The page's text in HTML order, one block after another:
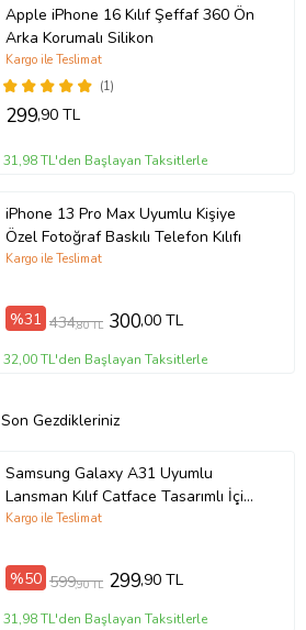
Apple iPhone 16 Kılıf Şeffaf 360 Ön
Arka Korumalı Silikon
(1)
Kargo ile Teslimat
299,90 TL
31,98 TL'den Başlayan Taksitlerle
iPhone 13 Pro Max Uyumlu Kişiye
Özel Fotoğraf Baskılı Telefon Kılıfı
Kargo ile Teslimat
%31 434,80 TL 300,00 TL
32,00 TL'den Başlayan Taksitlerle
Son Gezdikleriniz
Samsung Galaxy A31 Uyumlu
Lansman Kılıf Catface Tasarımlı İçi
Kadife Kapak-Pembe (Şeffaf)
Kargo ile Teslimat
%50 599,90 TL 299,90 TL
31,98 TL'den Başlayan Taksitlerle